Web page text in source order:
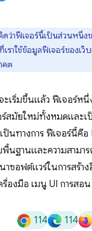
ดว่าฟีเจอร์นี้เป็นส่วนหนึ่ง
เราใช้ข้อมูลฟีเจอร์ของเ
คต
ะเริ่มขึ้นแล้ว ฟีเจอร์
อร์สมัยใหม่ทั้งหมดและ
ป็นทางการ ฟีเจอร์นี้คือ
นฐานและความสามา
ซอฟต์แวร์ในการสร้า
รื่องมือ เมนู UI การสอ
114 114